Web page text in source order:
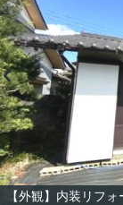
【外観】内装リフ